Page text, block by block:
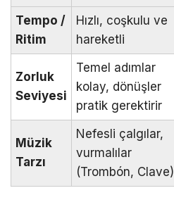
Tempo /
Ritim
Hızlı, coşkulu ve
hareketli
Zorluk
Seviyesi
Temel adımlar
kolay, dönüşler
pratik gerektirir
Müzik
Tarzı
Nefesli çalgılar,
vurmalılar
(Trombón, Clave)